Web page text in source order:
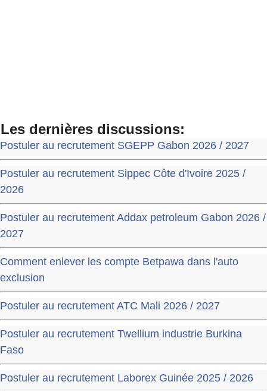
Les dernières discussions:
Postuler au recrutement SGEPP Gabon 2026 / 2027
Postuler au recrutement Sippec Côte d'Ivoire 2025 /
2026
Postuler au recrutement Addax petroleum Gabon 2026 /
2027
Comment enlever les compte Betpawa dans l'auto
exclusion
Postuler au recrutement ATC Mali 2026 / 2027
Postuler au recrutement Twellium industrie Burkina
Faso
Postuler au recrutement Laborex Guinée 2025 / 2026